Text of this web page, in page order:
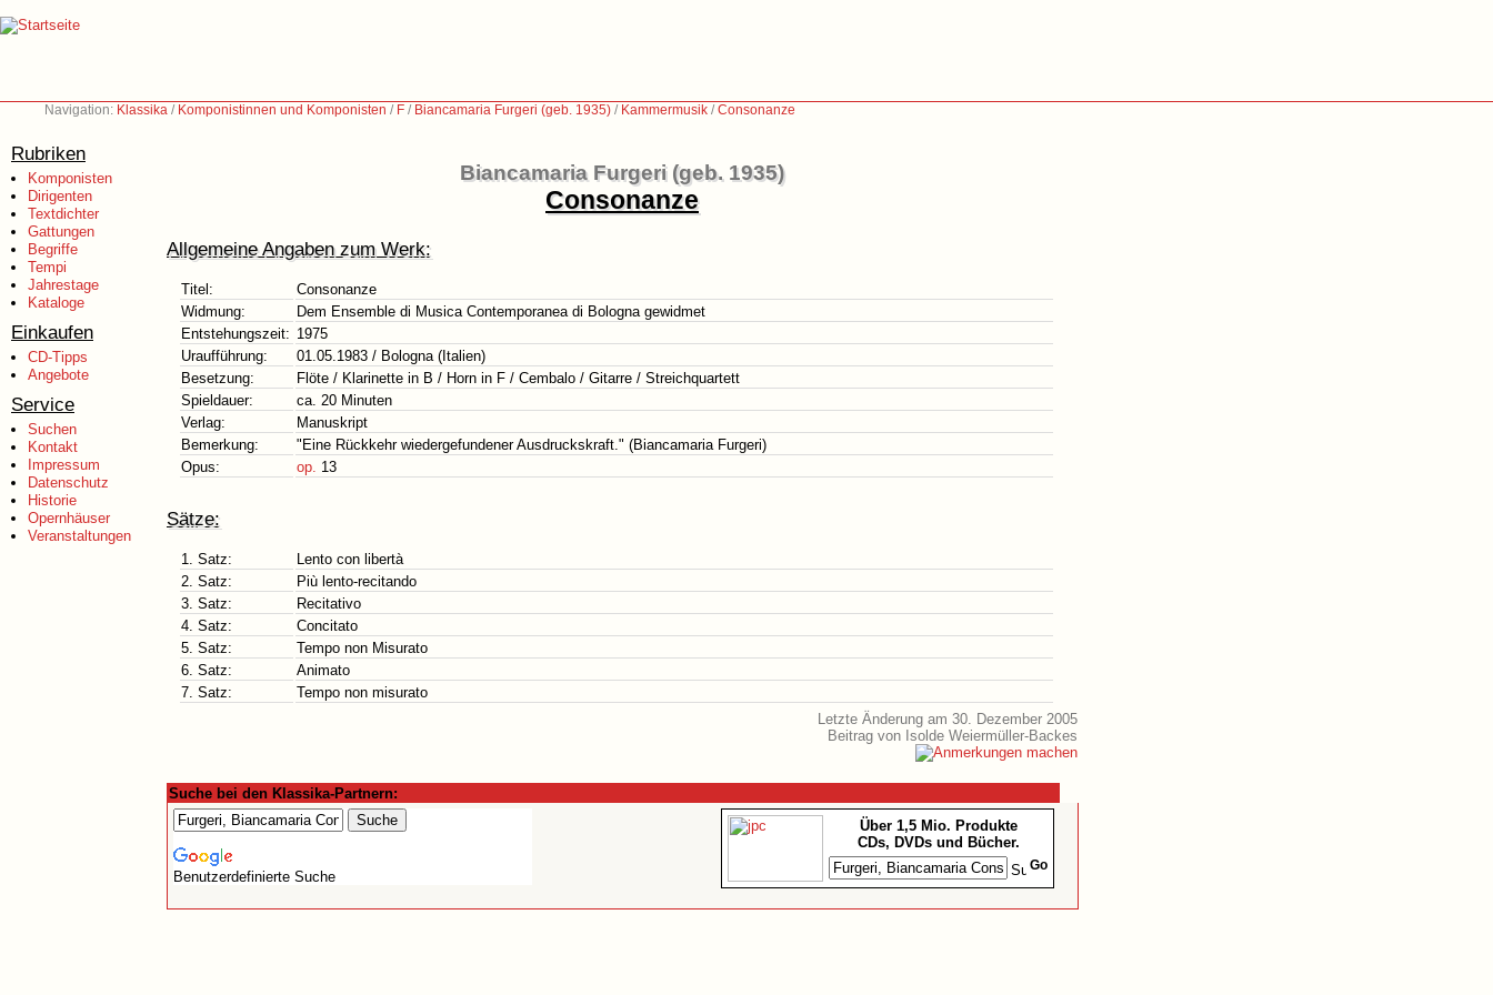
Navigation: Klassika / Komponistinnen und Komponisten / F / Biancamaria Furgeri (geb. 1935) / Kammermusik /Consonanze
Rubriken
Komponisten
Dirigenten
Textdichter
Gattungen
Begriffe
Tempi
Jahrestage
Kataloge
Einkaufen
CD-Tipps
Angebote
Service
Suchen
Kontakt
Impressum
Datenschutz
Historie
Opernhäuser
Veranstaltungen
Biancamaria Furgeri (geb. 1935)
Consonanze
Allgemeine Angaben zum Werk:
Titel:
Consonanze
Widmung:
Dem Ensemble di Musica Contemporanea di Bologna gewidmet
Entstehungszeit: 1975
Uraufführung:
01.05.1983 / Bologna (Italien)
Besetzung:
Flöte / Klarinette in B / Horn in F / Cembalo / Gitarre / Streichquartett
Spieldauer:
ca. 20 Minuten
Verlag:
Manuskript
Bemerkung:
"Eine Rückkehr wiedergefundener Ausdruckskraft." (Biancamaria Furgeri)
Opus:
op. 13
Sätze:
1. Satz:
Lento con libertà
2. Satz:
Più lento-recitando
3. Satz:
Recitativo
4. Satz:
Concitato
5. Satz:
Tempo non Misurato
6. Satz:
Animato
7. Satz:
Tempo non misurato
Letzte Änderung am 30. Dezember 2005
Beitrag von Isolde Weiermüller-Backes
Suche bei den Klassika-Partnern:
Benutzerdefinierte Suche
Über 1,5 Mio. Produkte
CDs, DVDs und Bücher.
Go